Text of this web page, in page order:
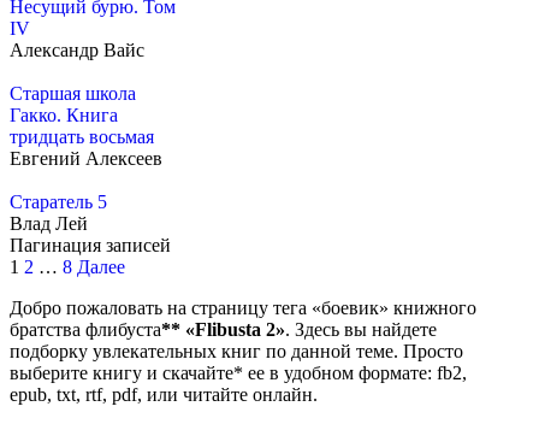
Несущий бурю. Том
IV
Александр Вайс
Старшая школа
Гакко. Книга
тридцать восьмая
Евгений Алексеев
Старатель 5
Влад Лей
Пагинация записей
1 2 … 8 Далее
Добро пожаловать на страницу тега «боевик» книжного
братства флибуста** «Flibusta 2». Здесь вы найдете
подборку увлекательных книг по данной теме. Просто
выберите книгу и скачайте* ее в удобном формате: fb2,
epub, txt, rtf, pdf, или читайте онлайн.